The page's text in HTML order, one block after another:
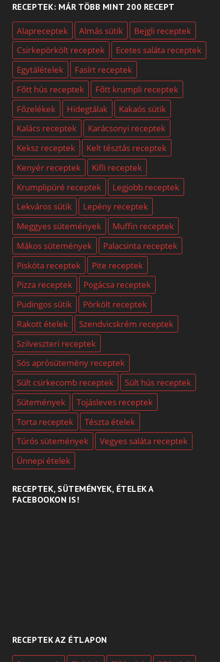
RECEPTEK: MÁR TÖBB MINT 200 RECEPT
Alapreceptek Almás sütik
Bejgli receptek
Csirkepörkölt receptek
Ecetes saláta receptek
Egytálételek
Fasírt receptek
Főtt hús receptek
Főtt krumpli receptek
Főzelékek
Hidegtálak
Kakaós sütik
Kalács receptek
Karácsonyi receptek
Keksz receptek
Kelt tésztás receptek
Kenyér receptek
Kifli receptek
Krumplipüré receptek
Legjobb receptek
Lekváros sütik
Lepény receptek
Meggyes sütemények
Muffin receptek
Mákos sütemények
Palacsinta receptek
Piskóta receptek
Pite receptek
Pizza receptek
Pogácsa receptek
Pudingos sütik
Pörkölt receptek
Rakott ételek
Szendvicskrém receptek
Szilveszteri receptek
Sós aprósütemény receptek
Sült csirkecomb receptek
Sült hús receptek
Sütemények
Tojásleves receptek
Torta receptek
Tészta ételek
Túrós sütemények
Vegyes saláta receptek
Ünnepi ételek
RECEPTEK, SÜTEMÉNYEK, ÉTELEK A
FACEBOOKON IS!
RECEPTEK AZ ÉTLAPON